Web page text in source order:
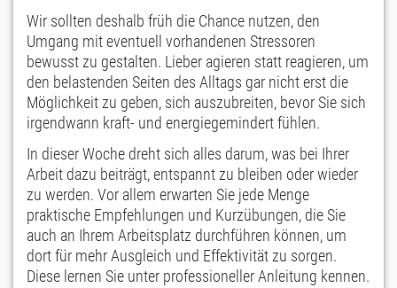
Wir sollten deshalb früh die Chance nutzen, den
Umgang mit eventuell vorhandenen Stressoren
bewusst zu gestalten. Lieber agieren statt reagieren, um
den belastenden Seiten des Alltags gar nicht erst die
Möglichkeit zu geben, sich auszubreiten, bevor Sie sich
irgendwann kraft- und energiegemindert fühlen.
In dieser Woche dreht sich alles darum, was bei Ihrer
Arbeit dazu beiträgt, entspannt zu bleiben oder wieder
zu werden. Vor allem erwarten Sie jede Menge
praktische Empfehlungen und Kurzübungen, die Sie
auch an Ihrem Arbeitsplatz durchführen können, um
dort für mehr Ausgleich und Effektivität zu sorgen.
Diese lernen Sie unter professioneller Anleitung kennen.